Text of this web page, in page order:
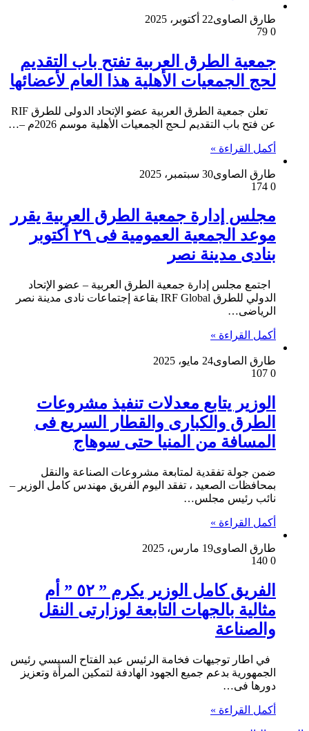
طارق الصاوى22 أكتوبر، 2025
0
جمعية الطرق العربية تفتح باب التقديم
لحج الجمعيات الأهلية هذا العام لأعضائها
تعلن جمعية الطرق العربية عضو الإتحاد الدولى للطرق RIF
عن فتح باب التقديم لـحج الجمعيات الأهلية موسم 2026م –…
أكمل القراءة »
طارق الصاوى30 سبتمبر، 2025
0
مجلس إدارة جمعية الطرق العربية يقرر
موعد الجمعية العمومية فى ٢٩ أكتوبر
بنادى مدينة نصر
اجتمع مجلس إدارة جمعية الطرق العربية – عضو الإتحاد
الدولي للطرق IRF Global بقاعة إجتماعات نادى مدينة نصر
الرياضى…
أكمل القراءة »
طارق الصاوى24 مايو، 2025
0
الوزير يتابع معدلات تنفيذ مشروعات
الطرق والكبارى والقطار السريع فى
المسافة من المنيا حتى سوهاج
ضمن جولة تفقدية لمتابعة مشروعات الصناعة والنقل
بمحافظات الصعيد ، تفقد اليوم الفريق مهندس كامل الوزير –
نائب رئيس مجلس…
أكمل القراءة »
طارق الصاوى19 مارس، 2025
0
الفريق كامل الوزير يكرم ” ٥٢ ” أم
مثالية بالجهات التابعة لوزارتى النقل
والصناعة
في اطار توجيهات فخامة الرئيس عبد الفتاح السيسي رئيس
الجمهورية بدعم جميع الجهود الهادفة لتمكين المرأة وتعزيز
دورها فى…
أكمل القراءة »